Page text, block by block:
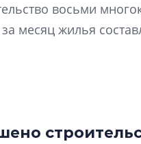
восьми
месяц жилья